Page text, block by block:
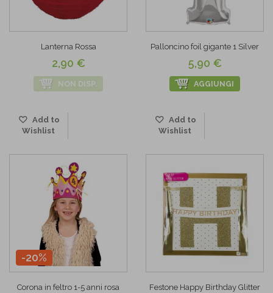
Lanterna Rossa
2,90 €
NON DISP.
Add to
Wishlist
Palloncino foil gigante 1 Silver
5,90 €
AGGIUNGI
Add to
Wishlist
-20%
Corona in feltro 1-5 anni rosa Festone Happy Birthday Glitter